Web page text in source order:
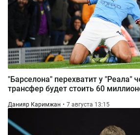
"Барселона" перехватит у "Реала"
трансфер будет стоить 60
Данияр Каримжан 7 августа 13:15